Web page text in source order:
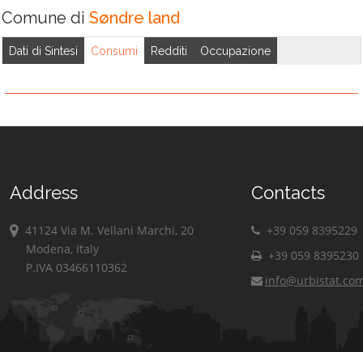
Comune di Søndre land
Dati di Sintesi Consumi Redditi Occupazione
Address
41124 Via M. Vellani Marchi, 20
Modena, Italy
P.IVA 03466110362
Contacts
+39 059 8395229
+39 059 8395230